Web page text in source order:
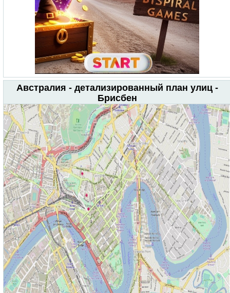
Австралия - детализированный план улиц -
Брисбен